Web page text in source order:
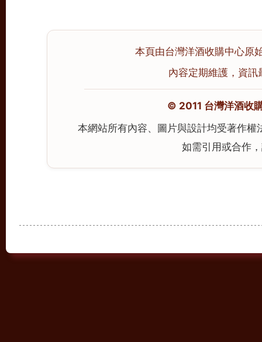
本頁由台灣洋酒收購中心原
內容定期維護，資
© 2011 台灣洋酒收
本網站所有內容、圖片與設計均受著作
如需引用或合作